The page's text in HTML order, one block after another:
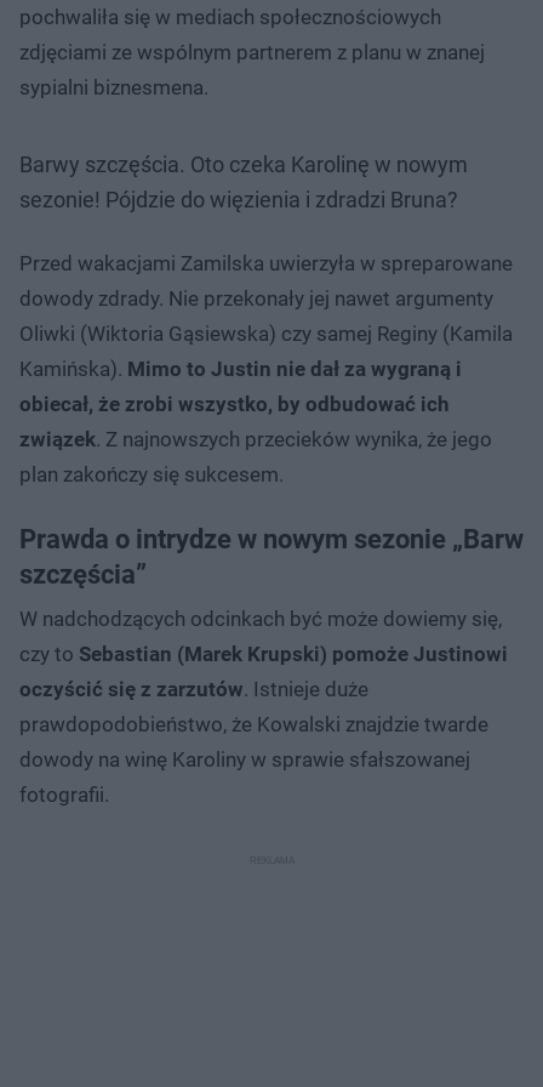
pochwaliła się w mediach społecznościowych
zdjęciami ze wspólnym partnerem z planu w znanej
sypialni biznesmena.
Barwy szczęścia. Oto czeka Karolinę w nowym
sezonie! Pójdzie do więzienia i zdradzi Bruna?
Przed wakacjami Zamilska uwierzyła w spreparowane
dowody zdrady. Nie przekonały jej nawet argumenty
Oliwki (Wiktoria Gąsiewska) czy samej Reginy (Kamila
Kamińska). Mimo to Justin nie dał za wygraną i
obiecał, że zrobi wszystko, by odbudować ich
związek. Z najnowszych przecieków wynika, że jego
plan zakończy się sukcesem.
Prawda o intrydze w nowym sezonie „Barw
szczęścia”
W nadchodzących odcinkach być może dowiemy się,
czy to Sebastian (Marek Krupski) pomoże Justinowi
oczyścić się z zarzutów. Istnieje duże
prawdopodobieństwo, że Kowalski znajdzie twarde
dowody na winę Karoliny w sprawie sfałszowanej
fotografii.